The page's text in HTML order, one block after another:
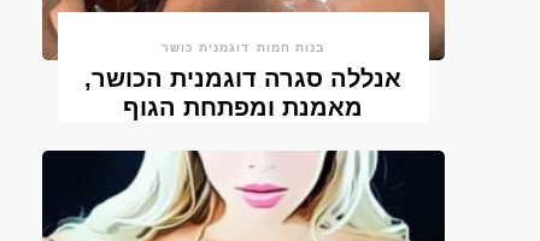
בנות חמות דוגמנית כושר
אנללה סגרה דוגמנית הכושר,
מאמנת ומפתחת הגוף